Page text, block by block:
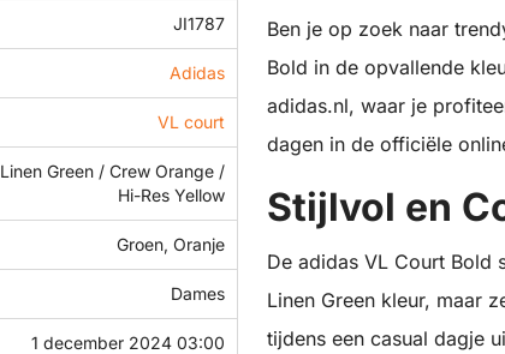
JI1787
Adidas
VL court
Linen Green / Crew Orange /
Hi-Res Yellow
Groen, Oranje
Dames
1 december 2024 03:00
Ben je op zoek naar
Bold in de opvallende
adidas.nl, waar je
dagen in de officiële
Stijlvol en
De adidas VL Court Bold
Linen Green kleur, maar
tijdens een casual dagje